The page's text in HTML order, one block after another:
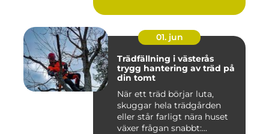
01. jun
Trädfällning i västerås
trygg hantering av träd på
din tomt
När ett träd börjar luta,
skuggar hela trädgården
eller står farligt nära huset
växer frågan snabbt:...